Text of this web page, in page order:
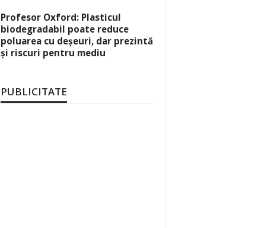
Profesor Oxford: Plasticul
biodegradabil poate reduce
poluarea cu deșeuri, dar prezintă
și riscuri pentru mediu
PUBLICITATE